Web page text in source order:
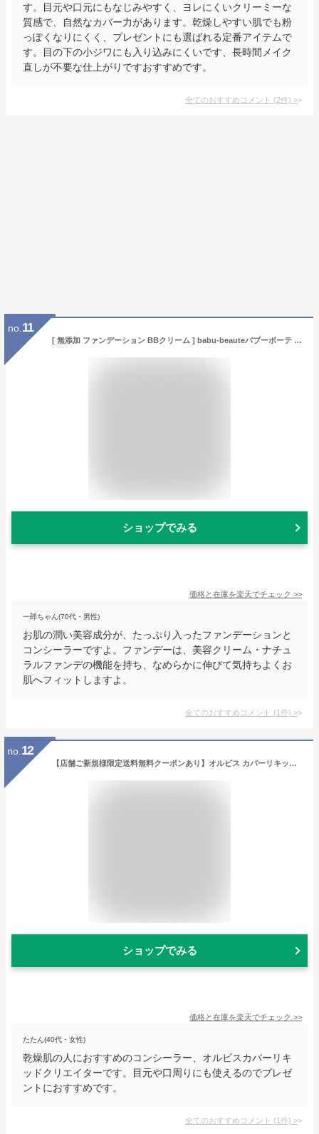
す。目元や口元にもなじみやすく、ヨレにくいクリーミーな
質感で、自然なカバー力があります。乾燥しやすい肌でも粉
っぽくなりにくく、プレゼントにも選ばれる定番アイテムで
す。目の下の小ジワにも入り込みにくいです、長時間メイク
直しが不要な仕上がりですおすすめです。
全てのおすすめコメント (2件) >
no. 11
[ 無添加 ファンデーション BBクリーム ] babu-beauteバブーボーテ カバーファンデーション＆コンシーラー 各3g / SPF50+・PA++++オーガニック ウォータープルーフ 紫外線対策 ファンデ 化粧下地 uvカット 敏感肌 乾燥肌 国産
ショップでみる
価格と在庫を楽天でチェック >>
一郎ちゃん(70代・男性)
お肌の潤い美容成分が、たっぷり入ったファンデーションと
コンシーラーですよ。ファンデーは、美容クリーム・ナチュ
ラルファンデの機能を持ち、なめらかに伸びて気持ちよくお
肌へフィットしますよ。
全てのおすすめコメント (1件) >
no. 12
【店舗ご新規様限定送料無料クーポンあり】オルビス カバーリキッドクリエイター コンシーラー 筆タイプ リキッドコンシーラー クマ くすみ SPF2 メイクアップ ORBIS 公式
ショップでみる
価格と在庫を楽天でチェック >>
たたん(40代・女性)
乾燥肌の人におすすめのコンシーラー、オルビスカバーリキ
ッドクリエイターです。目元や口周りにも使えるのでプレゼ
ントにおすすめです。
全てのおすすめコメント (1件) >